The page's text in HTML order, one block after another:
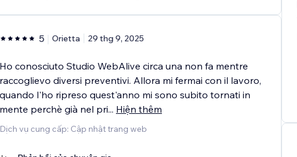
5 Orietta 29 thg 9, 2025
Ho conosciuto Studio WebAlive circa una non fa mentre
raccoglievo diversi preventivi. Allora mi fermai con il lavoro,
quando l'ho ripreso quest'anno mi sono subito tornati in
mente perchè già nel pri... Hiện thêm
Dịch vụ cung cấp: Cập nhật trang web